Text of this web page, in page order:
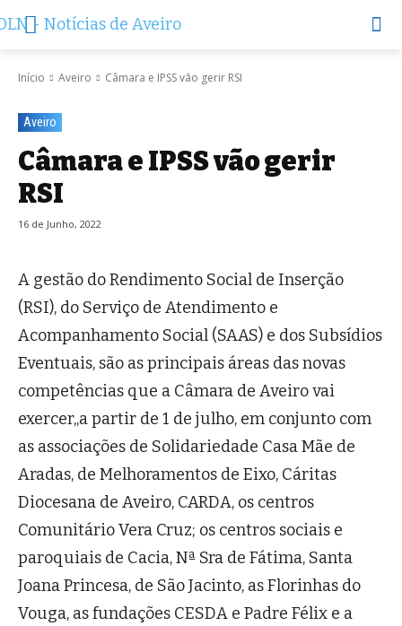
Início Aveiro Câmara e IPSS vão gerir RSI
Aveiro
Câmara e IPSS vão gerir
RSI
16 de Junho, 2022
A gestão do Rendimento Social de Inserção
(RSI), do Serviço de Atendimento e
Acompanhamento Social (SAAS) e dos Subsídios
Eventuais, são as principais áreas das novas
competências que a Câmara de Aveiro vai
exercer,,a partir de 1 de julho, em conjunto com
as associações de Solidariedade Casa Mãe de
Aradas, de Melhoramentos de Eixo, Cáritas
Diocesana de Aveiro, CARDA, os centros
Comunitário Vera Cruz; os centros sociais e
paroquiais de Cacia, Nª Sra de Fátima, Santa
Joana Princesa, de São Jacinto, as Florinhas do
Vouga, as fundações CESDA e Padre Félix e a